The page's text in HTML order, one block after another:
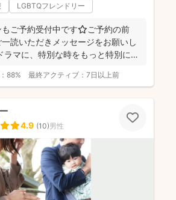
LGBTQフレンドリー
ご予約受付中です⭐️ご予約の前
読いただきメッセージをお願いし
ラマに、特別な時をもっと特別に
88% 最終アクティブ： 7日以上前
4.9 (10)男性